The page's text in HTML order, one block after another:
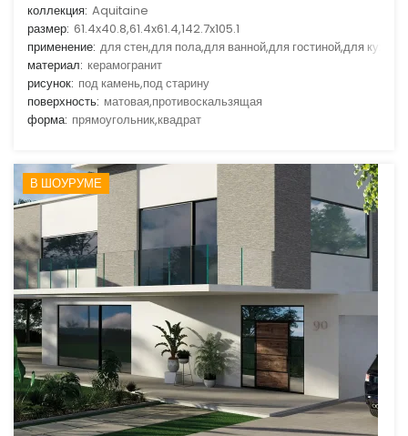
коллекция: Aquitaine
размер: 61.4x40.8,61.4x61.4,142.7x105.1
применение: для стен,для пола,для ванной,для гостиной,для кухни
материал: керамогранит
рисунок: под камень,под старину
поверхность: матовая,противоскальзящая
форма: прямоугольник,квадрат
В ШОУРУМЕ